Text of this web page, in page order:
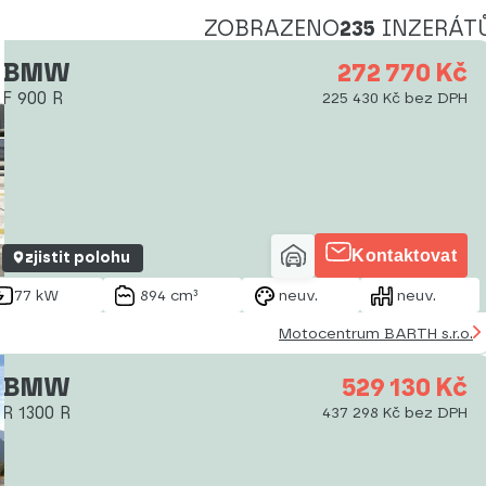
ZOBRAZENO235
BMW
F 900 R
272 770 Kč
225 430 Kč bez DPH
zjistit polohu Kontaktovat
77 kW 894 cm³ neuv. neuv.
Motocentrum BARTH s.r.o.
BMW
R 1300 R
529 130 Kč
437 298 Kč bez DPH